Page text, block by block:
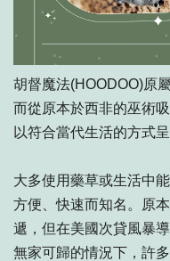
胡督魔法(HOODOO)原
而從原本於西非的巫術
以符合當代生活的方式
大多使用藥草或生活中
方便、快速而知名。原
遞，但在美國次貸風暴
無家可歸的情況下，許